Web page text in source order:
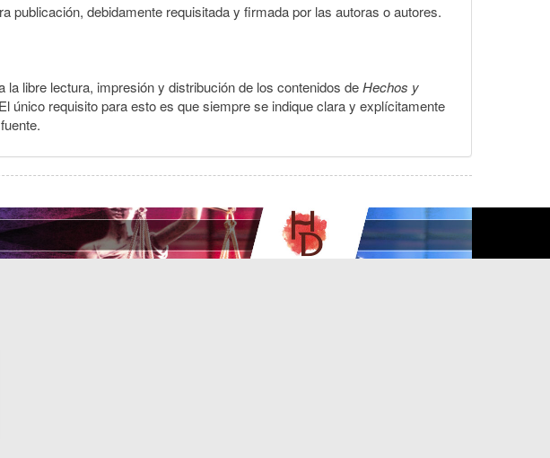
publicación, debidamente requisitada y firmada por las autoras o autores.
libre lectura, impresión y distribución de los contenidos deHechos y
único requisito para esto es que siempre se indique clara y explícitamente